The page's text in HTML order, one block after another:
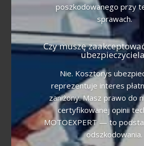
poszkodowanego przy
sprawach.
Czy muszę
Nie. Kosztorys
reprezentuje interes
zaniżony. Masz prawo do
certyfikowanej opinii
MOTOEXPERT — to
odszkodowania.